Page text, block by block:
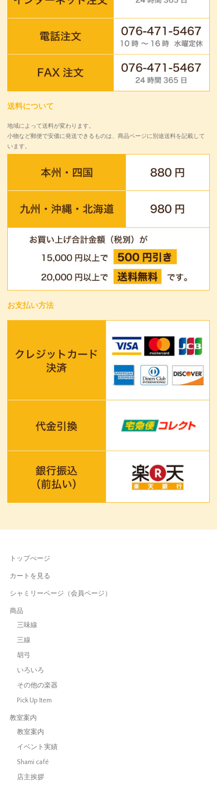
送料について
地域によって送料が変わります。
小物など郵便で安価に発送できるものは、商品ページに別途送料を記載して
います。
お支払い方法
トップぺージ
カートを見る
シャミリーページ（会員ページ）
商品
三味線
三線
胡弓
いろいろ
その他の楽器
Pick Up Item
教室案内
教室案内
イベント実績
Shami café
店主挨拶